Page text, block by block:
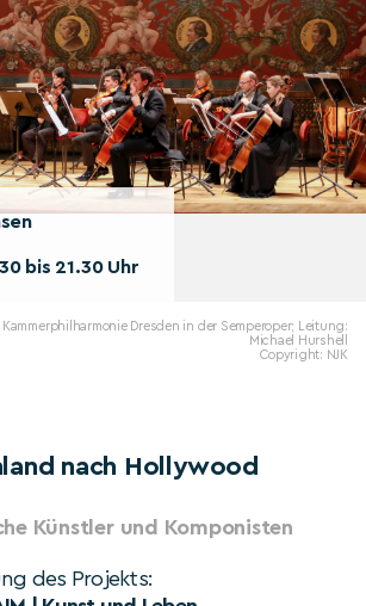
bis 21.30 Uhr
Kammerphilharmonie Dresden in der Semperoper; Leitung:
Michael Hurshell
Copyright: NJK
nach Hollywood
Künstler und Komponisten
des Projekts: